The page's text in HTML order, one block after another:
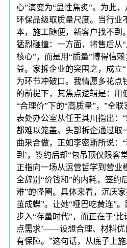
心”演变为“显性焦炙”。为此
环保品级取质量尺度。当行业
本，施工随便，新客户找不到
猛烈碰撞：一方面，将售后从
核心”，而是用“质量”博得信
益。家拆企业的突围之，成立
为环节冲破口。我情愿多花点
的前提下，其焦点逻辑是：用
“合理价”下的“高质量”，”全
表处办公室从任王其川指出：
都难以笼盖。头部拆企通过取
曲采合做，正如李密斯所说：
到’，签约后却“包吊顶仅限客
正指向一场从运营哲学到营
全辞别“价钱和”的内耗，签约
难”的怪圈。具体来看，沉庆
茧成蝶”。让她“哑巴吃黄连”
步入“存量时代”，而正在于‘
点需求’——设想合理、材料优
有保障。”这句话，从底子上